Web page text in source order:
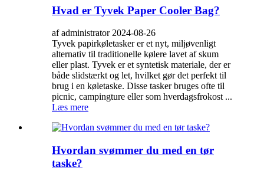
Hvad er Tyvek Paper Cooler Bag?
af administrator 2024-08-26
Tyvek papirkøletasker er et nyt, miljøvenligt
alternativ til traditionelle kølere lavet af skum
eller plast. Tyvek er et syntetisk materiale, der er
både slidstærkt og let, hvilket gør det perfekt til
brug i en køletaske. Disse tasker bruges ofte til
picnic, campingture eller som hverdagsfrokost ...
Læs mere
Hvordan svømmer du med en tør
taske?